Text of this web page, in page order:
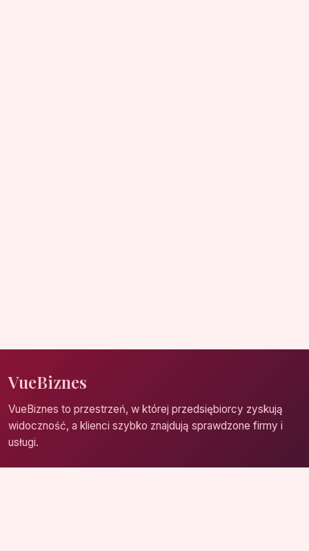
VueBiznes
VueBiznes to przestrzeń, w której przedsiębiorcy zyskują
widoczność, a klienci szybko znajdują sprawdzone firmy i
usługi.